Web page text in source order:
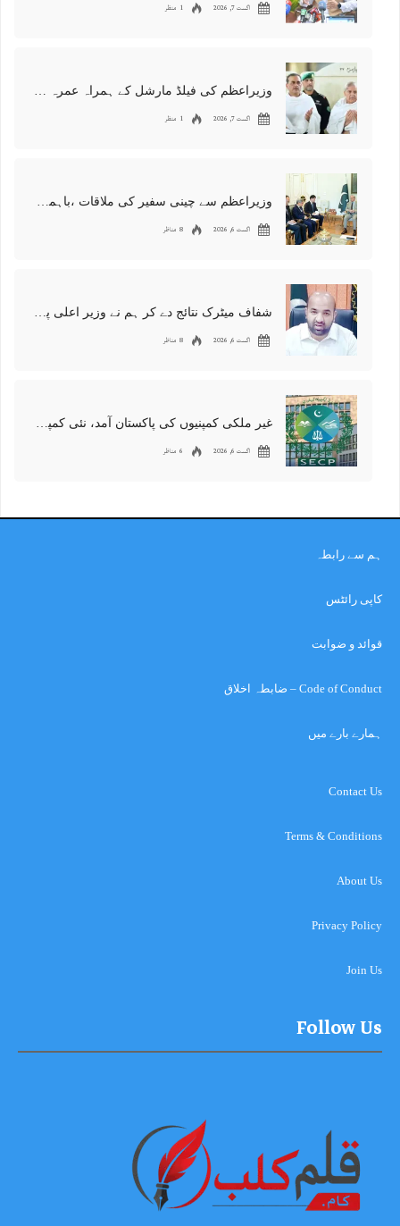
اگست 7, 2026 1 منظر
اگست 7, 2026 1 منظر
اگست 6, 2026 8 مناظر
اگست 6, 2026 8 مناظر
اگست 6, 2026 6 مناظر
ہم سے رابطہ
کاپی رائٹس
قوائد و ضوابت
Code of Conduct – ضابطہ اخلاق
ہمارے بارے میں
Contact Us
Terms & Conditions
About Us
Privacy Policy
Join Us
Follow Us